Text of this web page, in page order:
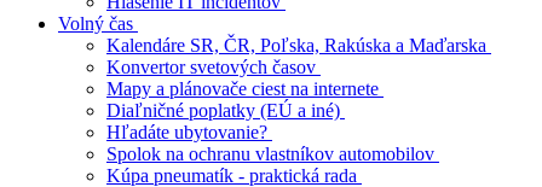
Volný čas
Kalendáre SR, ČR, Poľska, Rakúska a Maďarska
Konvertor svetových časov
Mapy a plánovače ciest na internete
Diaľničné poplatky (EÚ a iné)
Hľadáte ubytovanie?
Spolok na ochranu vlastníkov automobilov
Kúpa pneumatík - praktická rada